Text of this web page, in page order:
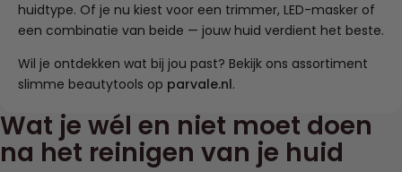
huidtype. Of je nu kiest voor een trimmer, LED-masker of
een combinatie van beide — jouw huid verdient het beste.
Wil je ontdekken wat bij jou past? Bekijk ons assortiment
slimme beautytools op parvale.nl.
Wat je wél en niet moet doen
na het reinigen van je huid